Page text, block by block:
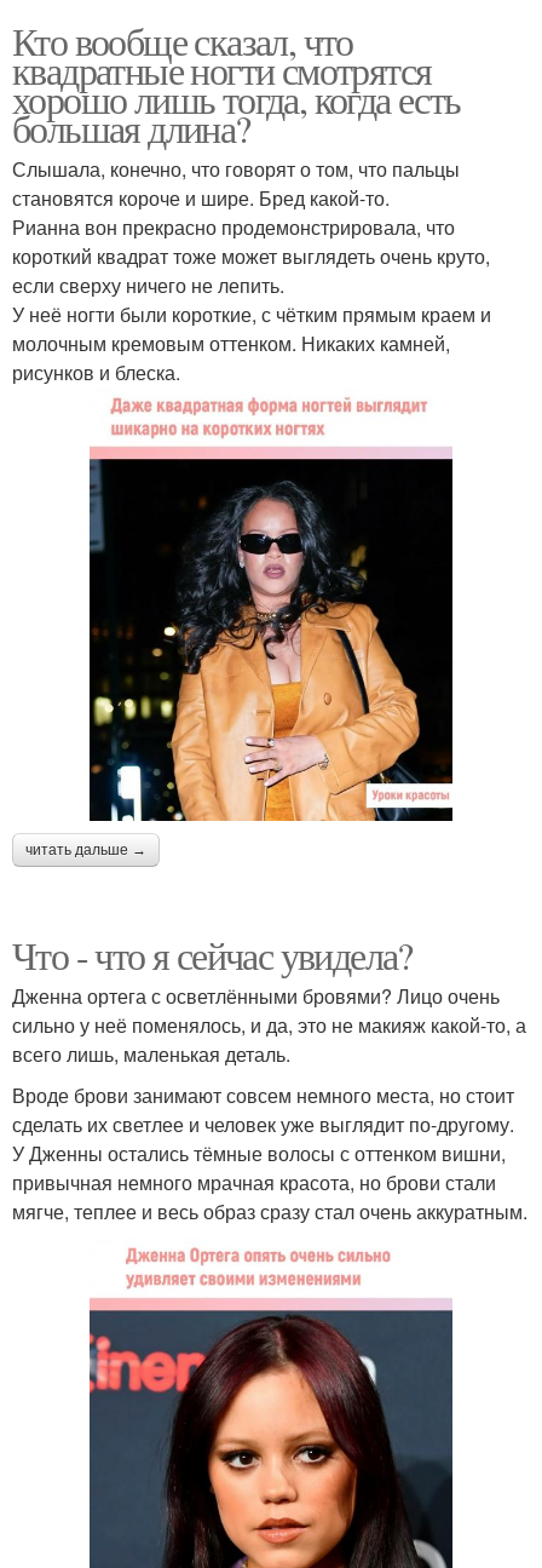
Кто вообще сказал, что
квадратные ногти смотрятся
хорошо лишь тогда, когда есть
большая длина?
Слышала, конечно, что говорят о том, что пальцы
становятся короче и шире. Бред какой-то.
Рианна вон прекрасно продемонстрировала, что
короткий квадрат тоже может выглядеть очень круто,
если сверху ничего не лепить.
У неё ногти были короткие, с чётким прямым краем и
молочным кремовым оттенком. Никаких камней,
рисунков и блеска.
читать дальше →
Что - что я сейчас увидела?
Дженна ортега с осветлёнными бровями? Лицо очень
сильно у неё поменялось, и да, это не макияж какой-то, а
всего лишь, маленькая деталь.
Вроде брови занимают совсем немного места, но стоит
сделать их светлее и человек уже выглядит по-другому.
У Дженны остались тёмные волосы с оттенком вишни,
привычная немного мрачная красота, но брови стали
мягче, теплее и весь образ сразу стал очень аккуратным.